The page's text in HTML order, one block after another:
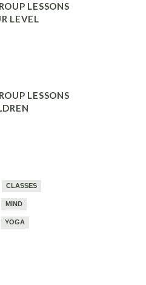
LESSONS
LEVEL
LESSONS
CLASSES
MIND
YOGA